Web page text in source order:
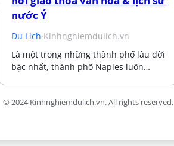
nước Ý
Du Lịch·Kinhnghiemdulich.vn
Là một trong những thành phố lâu đời
bậc nhất, thành phố Naples luôn…
© 2024 Kinhnghiemdulich.vn. All rights reserved.